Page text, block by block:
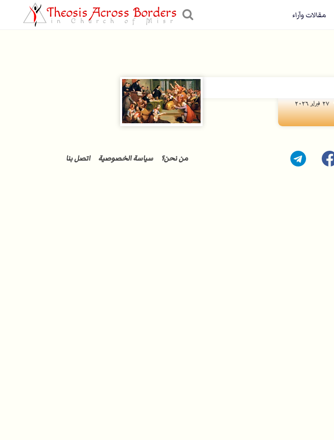
مقالات وآراء Theosis Across Borders
in Church of Misr
۲۷ فبراير ۲۰۲٦
من نحن؟ سياسة الخصوصية اتصل بنا